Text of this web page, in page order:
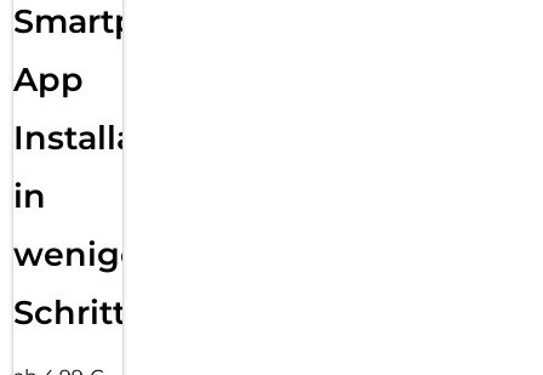
Smartphone
App
Installation
in
wenigen
Schritten